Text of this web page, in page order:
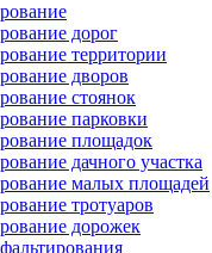
дорог
территории
дворов
стоянок
парковки
площадок
дачного участка
малых площадей
тротуаров
дорожек